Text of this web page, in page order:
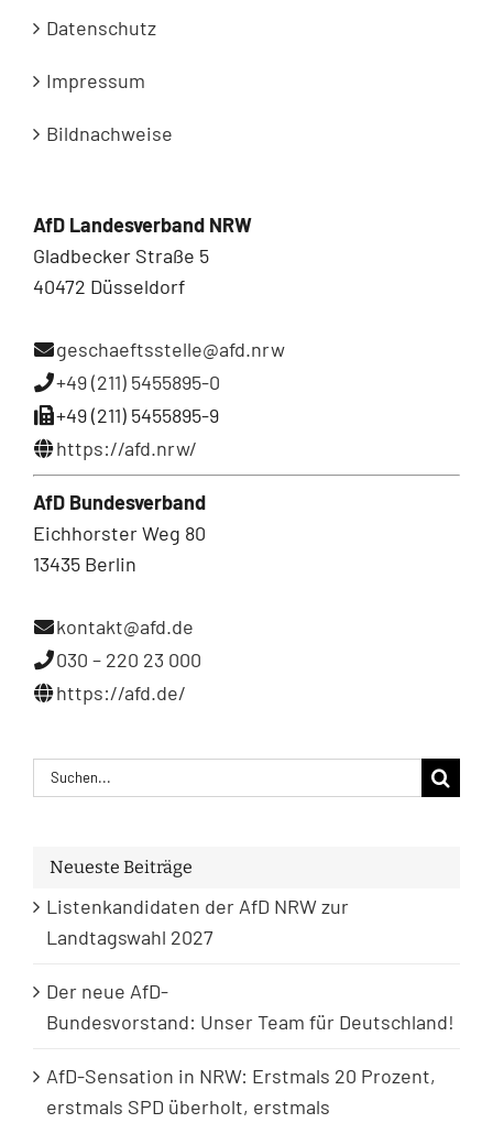
Datenschutz
Impressum
Bildnachweise
AfD Landesverband NRW
Gladbecker Straße 5
40472 Düsseldorf
geschaeftsstelle@afd.nrw
+49 (211) 5455895-0
+49 (211) 5455895-9
https://afd.nrw/
AfD Bundesverband
Eichhorster Weg 80
13435 Berlin
kontakt@afd.de
030 – 220 23 000
https://afd.de/
Suche
nach:
Neueste Beiträge
Listenkandidaten der AfD NRW zur
Landtagswahl 2027
Der neue AfD-
Bundesvorstand: Unser Team für Deutschland!
AfD-Sensation in NRW: Erstmals 20 Prozent,
erstmals SPD überholt, erstmals